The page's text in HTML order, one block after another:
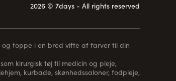
2026 © 7days - All rights reserved
toppe i en bred vifte af farver til din
kirurgisk tøj til medicin og pleje,
kurbade, skønhedssaloner, fodpleje,